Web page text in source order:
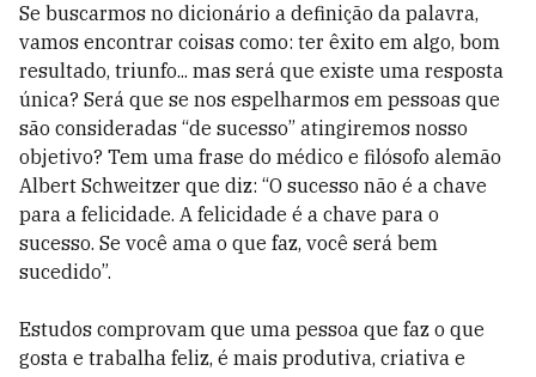
Se buscarmos no dicionário a definição da palavra,
vamos encontrar coisas como: ter êxito em algo, bom
resultado, triunfo... mas será que existe uma resposta
única? Será que se nos espelharmos em pessoas que
são consideradas “de sucesso” atingiremos nosso
objetivo? Tem uma frase do médico e filósofo alemão
Albert Schweitzer que diz: “O sucesso não é a chave
para a felicidade. A felicidade é a chave para o
sucesso. Se você ama o que faz, você será bem
sucedido”.
Estudos comprovam que uma pessoa que faz o que
gosta e trabalha feliz, é mais produtiva, criativa e